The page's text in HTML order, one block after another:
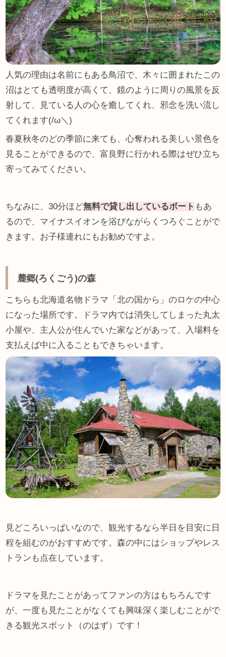
人気の理由は名前にもある鳥沼で、木々に囲まれたこの
沼はとても透明度が高くて、鏡のように周りの風景を反
射して、見ている人の心を癒してくれ、邪念を洗い流し
てくれます(/ω＼)
春夏秋冬のどの季節に来ても、心奪われる美しい景色を
見ることができるので、富良野に行かれる際はぜひ立ち
寄ってみてください。
ちなみに、30分ほど無料で貸し出しているボート もあ
るので、マイナスイオンを浴びながらくつろぐことがで
きます。お子様連れにもお勧めですよ。
麓郷(ろくごう)の森
こちらも北海道名物ドラマ「北の国から」のロケの中心
になった場所です。ドラマ内では消失してしまった丸太
小屋や、主人公が住んでいた家などがあって、入場料を
支払えば中に入ることもできちゃいます。
見どころいっぱいなので、観光するなら半日を目安に日
程を組むのがおすすめです。森の中にはショップやレス
トランも点在しています。
ドラマを見たことがあってファンの方はもちろんです
が、一度も見たことがなくても興味深く楽しむことがで
きる観光スポット（のはず）です！